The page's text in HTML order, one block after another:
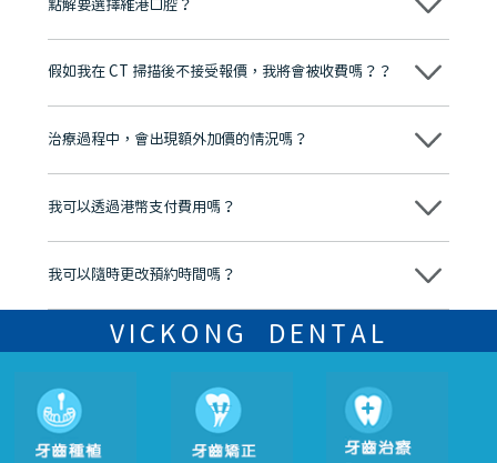
點解要選擇維港口腔？
維港口腔踐行「醫道濟世」的大學校訓，各分院匯聚來自香港、內地的
牌」、「2025香港企業領袖品牌」，是諾貝爾種植系統全球放心植牙中
至今已服務超過三十個國家和地區的顧客，受到粵港澳大灣區及周邊城
市市民極高的口碑評價及信任推薦 珠海、深圳設有八大分院，香港亦設
有咨詢及服務保障中心，有任何問題都可以隨時預約免費咨詢，讓人十
假如我在 CT 掃描後不接受報價，我將會被收費嗎？？
不會！只要未開始實際服務之前，你不會被收取任何費用。
治療過程中，會出現額外加價的情況嗎？
不會，治療前我們會詳細說明治療方案及對應的價錢，顧客同意並簽字
我可以透過港幣支付費用嗎？
可以。維港口腔會按照當日匯率轉算收取費用，而匯率會及時告知客人
我可以隨時更改預約時間嗎？
可以，請盡早通過wechat或whatsapp聯絡我們，告知我們你原本預約
的時間及資料，並且重新預約的日期及時段
VICKONG DENTAL